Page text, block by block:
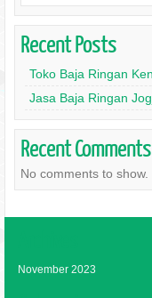
Recent Posts
Toko Baja Ringan
Jasa Baja Ringan
Recent Comments
No comments to show.
November 2023